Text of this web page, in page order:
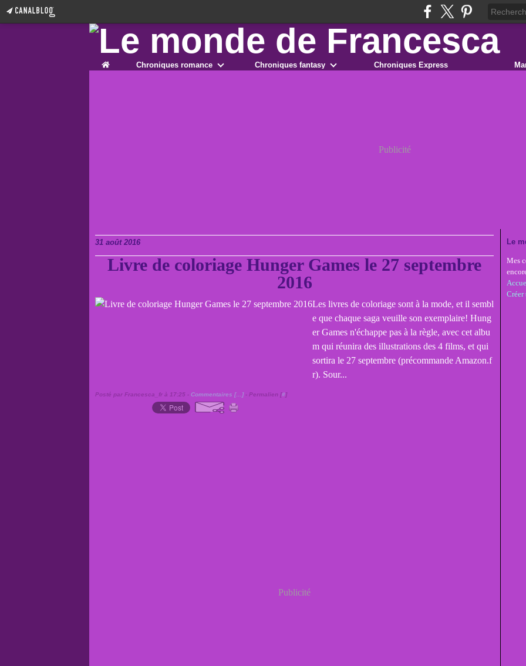
Home Chroniques romance Chroniques fantasy Chroniques Express
Publicité
31 août 2016
Livre de coloriage Hunger Games le 27 septembre
2016
Les livres de coloriage sont à la mode, et il sembl
e que chaque saga veuille son exemplaire! Hung
er Games n'échappe pas à la règle, avec cet albu
m qui réunira des illustrations des 4 films, et qui
sortira le 27 septembre (précommande Amazon.f
r). Sour...
Posté par Francesca_fr à 17:25 - Commentaires [… ]- Permalien [#]
Publicité
Le
Mes